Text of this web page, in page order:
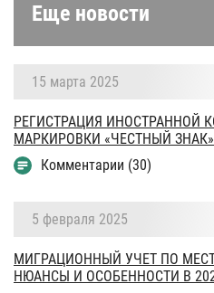
Еще новости
15 марта 2025
РЕГИСТРАЦИЯ ИНОСТРАННОЙ
МАРКИРОВКИ «ЧЕСТНЫЙ ЗНАК»
Комментарии (30)
5 февраля 2025
МИГРАЦИОННЫЙ УЧЕТ ПО
НЮАНСЫ И ОСОБЕННОСТИ В